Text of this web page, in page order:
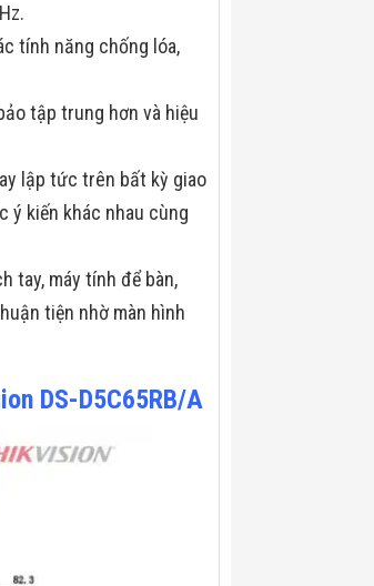
tính năng chống lóa,
tập trung hơn và hiệu
lập tức trên bất kỳ giao
ý kiến ​​khác nhau cùng
tay, máy tính để bàn,
tiện nhờ màn hình
DS-D5C65RB/A